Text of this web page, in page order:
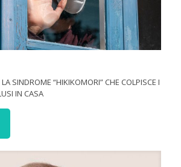
SINDROME “HIKIKOMORI” CHE COLPISCE I
IN CASA